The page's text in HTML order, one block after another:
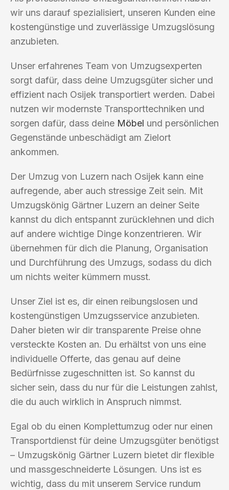
wir uns darauf spezialisiert, unseren Kunden eine
kostengünstige und zuverlässige Umzugslösung
anzubieten.
Unser erfahrenes Team von Umzugsexperten
sorgt dafür, dass deine Umzugsgüter sicher und
effizient nach Osijek transportiert werden. Dabei
nutzen wir modernste Transporttechniken und
sorgen dafür, dass deine Möbel und persönlichen
Gegenstände unbeschädigt am Zielort
ankommen.
Der Umzug von Luzern nach Osijek kann eine
aufregende, aber auch stressige Zeit sein. Mit
Umzugskönig Gärtner Luzern an deiner Seite
kannst du dich entspannt zurücklehnen und dich
auf andere wichtige Dinge konzentrieren. Wir
übernehmen für dich die Planung, Organisation
und Durchführung des Umzugs, sodass du dich
um nichts weiter kümmern musst.
Unser Ziel ist es, dir einen reibungslosen und
kostengünstigen Umzugsservice anzubieten.
Daher bieten wir dir transparente Preise ohne
versteckte Kosten an. Du erhältst von uns eine
individuelle Offerte, das genau auf deine
Bedürfnisse zugeschnitten ist. So kannst du
sicher sein, dass du nur für die Leistungen zahlst,
die du auch wirklich in Anspruch nimmst.
Egal ob du einen Komplettumzug oder nur einen
Transportdienst für deine Umzugsgüter benötigst
– Umzugskönig Gärtner Luzern bietet dir flexible
und massgeschneiderte Lösungen. Uns ist es
wichtig, dass du mit unserem Service rundum